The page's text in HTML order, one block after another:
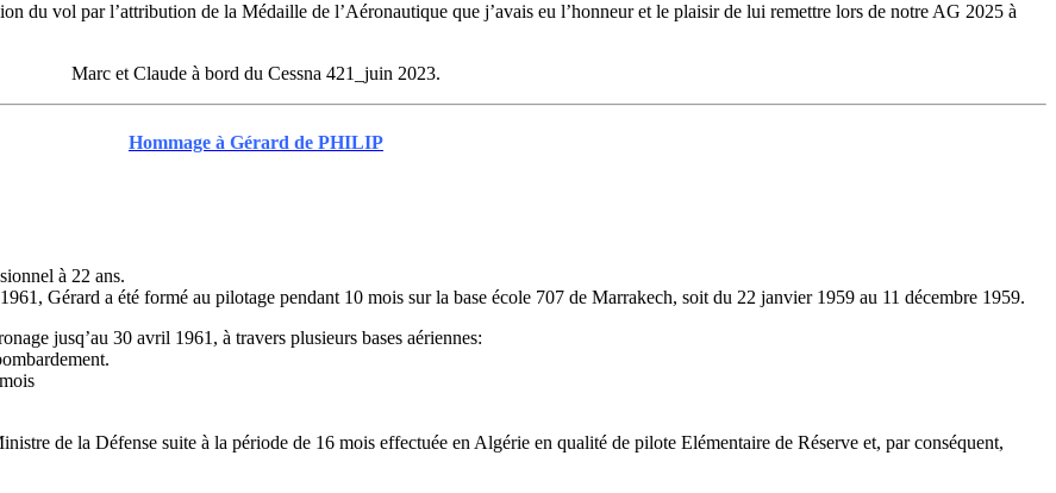
du vol par l’attribution de la Médaille de l’Aéronautique que j’avais eu l’honneur et le plaisir de lui remettre lors de notre AG 2025 à
Marc et Claude à bord du Cessna 421_juin 2023.
Hommage à Gérard de PHILIP
à 22 ans.
Gérard a été formé au pilotage pendant 10 mois sur la base école 707 de Marrakech, soit du 22 janvier 1959 au 11 décembre 1959.
jusq’au 30 avril 1961, à travers plusieurs bases aériennes:
de la Défense suite à la période de 16 mois effectuée en Algérie en qualité de pilote Elémentaire de Réserve et, par conséquent,